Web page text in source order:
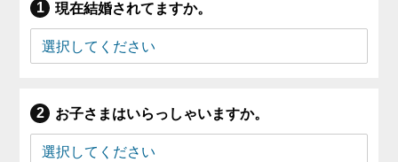
現在結婚されてますか。
お子さまはいらっしゃいますか。